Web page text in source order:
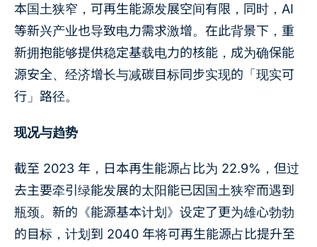
本国土狭窄，可再生能源发展空间有限，同时，AI
等新兴产业也导致电力需求激增。在此背景下，重
新拥抱能够提供稳定基载电力的核能，成为确保能
源安全、经济增长与减碳目标同步实现的「现实可
行」路径。
现况与趋势
截至 2023 年，日本再生能源占比为 22.9%，但过
去主要牵引绿能发展的太阳能已因国土狭窄而遇到
瓶颈。新的《能源基本计划》设定了更为雄心勃勃
的目标，计划到 2040 年将可再生能源占比提升至